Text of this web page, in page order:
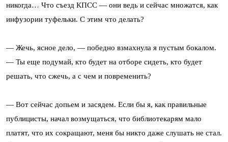
никогда… Что съезд КПСС — они ведь и сейчас множатся, как
инфузории туфельки. С этим что делать?
— Жечь, ясное дело, — победно взмахнула я пустым бокалом.
— Ты еще подумай, кто будет на отборе сидеть, кто будет
решать, что сжечь, а с чем и повременить?
— Вот сейчас допьем и засядем. Если бы я, как правильные
публицисты, начал возмущаться, что библиотекарям мало
платят, что их сокращают, меня бы никто даже слушать не стал.